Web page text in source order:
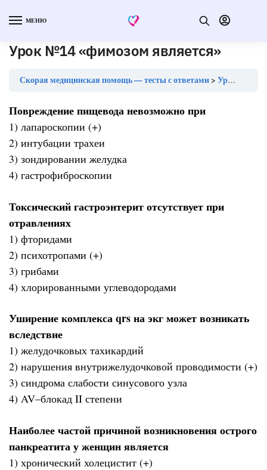
МЕНЮ
Урок №14 «фимозом является»
Скорая медицинская помощь — тесты с ответами Урок №14 «фимозом является»
Повреждение пищевода невозможно при
1) лапароскопии (+)
2) интубации трахеи
3) зондировании желудка
4) гастрофиброскопии
Токсический гастроэнтерит отсутствует при
отравлениях
1) фторидами
2) психотропами (+)
3) грибами
4) хлорированными углеводородами
Уширение комплекса qrs на экг может возникать
вследствие
1) желудочковых тахикардий
2) нарушения внутрижелудочковой проводимости (+)
3) синдрома слабости синусового узла
4) AV–блокад II степени
Наиболее частой причиной возникновения острого
панкреатита у женщин является
1) хронический холецистит (+)